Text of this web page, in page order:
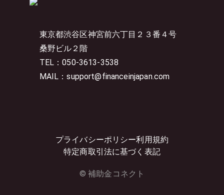
東京都渋谷区神宮前六丁目２３番４号
桑野ビル２階
TEL：050-3613-3538
MAIL：support@financeinjapan.com
プライバシーポリシー利用規約
特定商取引法に基づく表記
© 補助金コネクト